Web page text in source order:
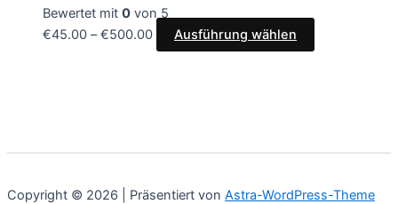
Bewertet mit 0 von 5
€45.00 –€500.00 Ausführung wählen
Copyright © 2026 | Präsentiert von Astra-WordPress-Theme